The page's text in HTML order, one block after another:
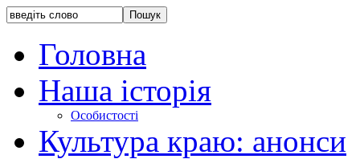
Головна
Наша історія
Особистості
Культура краю: анонси